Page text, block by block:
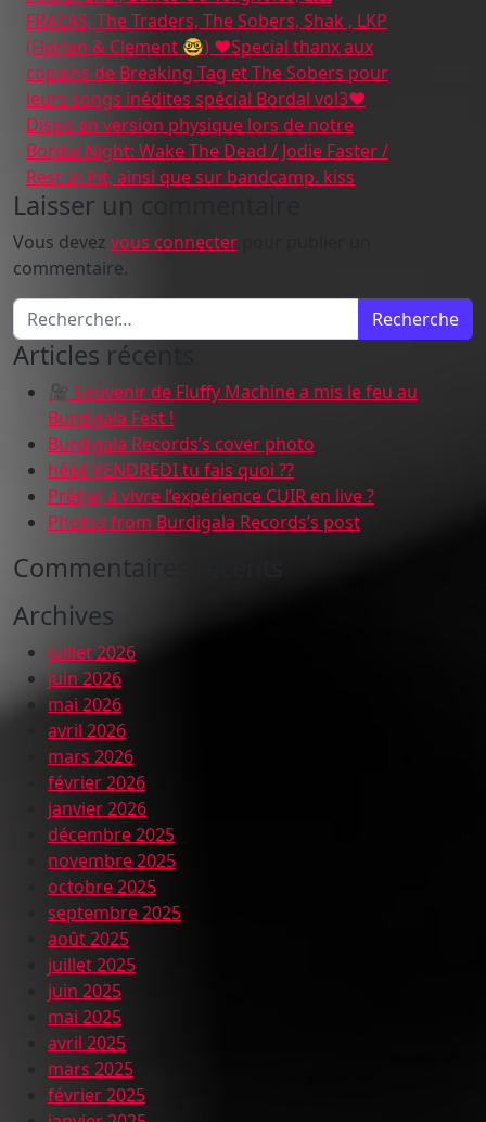
FRACAS, The Traders, The Sobers, Shak , LKP
(Florian & Clement 🤓) ♥️Special thanx aux
copains de Breaking Tag et The Sobers pour
leurs songs inédites spécial Bordal vol3♥️
Dispo en version physique lors de notre
Bordal Night: Wake The Dead / Jodie Faster /
Rest In Pit, ainsi que sur bandcamp. kiss
Laisser un commentaire
Vous devez vous connecter
commentaire.
Recherche pour :
Articles récents
🎥 Souvenir de Fluffy Machine a mis le feu au
Burdigala Fest !
Burdigala Records’s cover photo
hééé VENDREDI tu fais quoi ??
Prêt(e) à vivre l’expérience CUIR en live ?
Photos from Burdigala Records’s post
Commentaires récents
Archives
juillet 2026
juin 2026
mai 2026
avril 2026
mars 2026
février 2026
janvier 2026
décembre 2025
novembre 2025
octobre 2025
septembre 2025
août 2025
juillet 2025
juin 2025
mai 2025
avril 2025
mars 2025
février 2025